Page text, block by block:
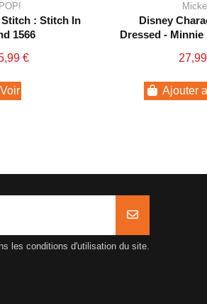
POP!
Stitch : Stitch In
1566
€
Voir
Disney
Dressed -
Ajouter
les conditions d'utilisation du site.